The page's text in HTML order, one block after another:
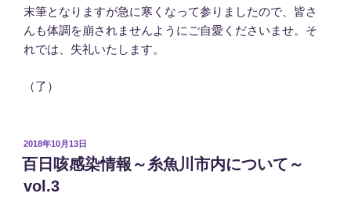
末筆となりますが急に寒くなって参りましたので、皆さ
んも体調を崩されませんようにご自愛くださいませ。そ
れでは、失礼いたします。
（了）
投
稿
日:
2018年10月13日
百日咳感染情報～糸魚川市内について～
vol.3